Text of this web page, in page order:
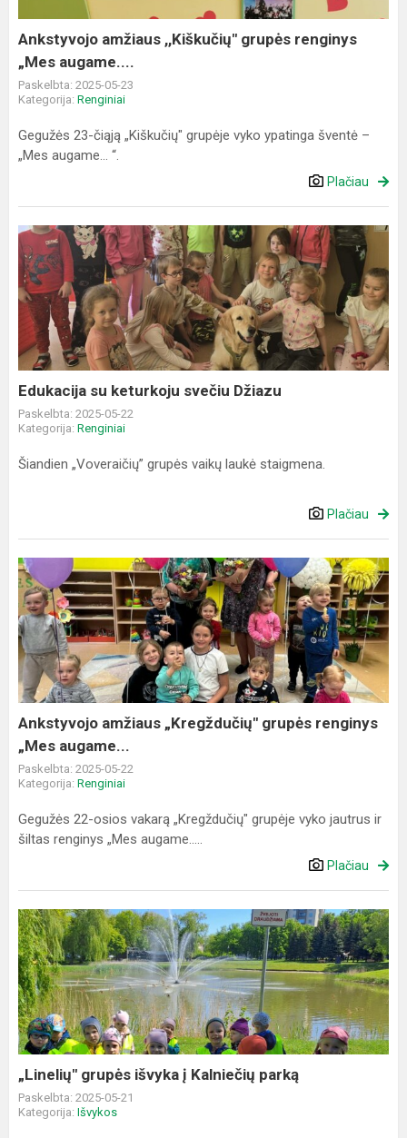
Ankstyvojo amžiaus ,,Kiškučių" grupės renginys
„Mes augame....
Paskelbta: 2025-05-23
Kategorija: Renginiai
Gegužės 23-čiąją „Kiškučių" grupėje vyko ypatinga šventė –
„Mes augame... “.
Plačiau
Edukacija
su
keturkoju
svečiu
Džiazu
Edukacija su keturkoju svečiu Džiazu
Paskelbta: 2025-05-22
Kategorija: Renginiai
Šiandien „Voveraičių” grupės vaikų laukė staigmena.
Plačiau
Ankstyvojo
amžiaus
„Kregždučių"
grupės
renginys
„Mes
augame...
Ankstyvojo amžiaus „Kregždučių" grupės renginys
„Mes augame...
Paskelbta: 2025-05-22
Kategorija: Renginiai
Gegužės 22-osios vakarą „Kregždučių" grupėje vyko jautrus ir
šiltas renginys „Mes augame.....
Plačiau
„Linelių"
grupės
išvyka
į
Kalniečių
parką
„Linelių" grupės išvyka į Kalniečių parką
Paskelbta: 2025-05-21
Kategorija: Išvykos